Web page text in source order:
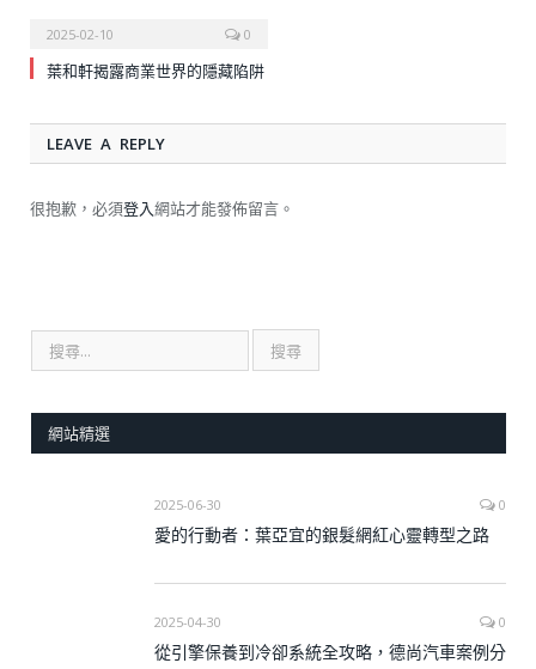
2025-02-10 0
葉和軒揭露商業世界的隱藏陷阱
LEAVE A REPLY
很抱歉，必須登入網站才能發佈留言。
網站精選
2025-06-30 0
愛的行動者：葉亞宜的銀髮網紅心靈轉型之路
2025-04-30 0
從引擎保養到冷卻系統全攻略，德尚汽車案例分